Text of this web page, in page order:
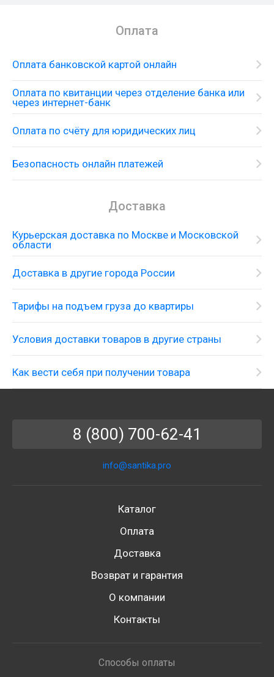
Оплата
Оплата банковской картой онлайн
Оплата по квитанции через отделение банка или
через интернет-банк
Оплата по счёту для юридических лиц
Безопасность онлайн платежей
Доставка
Курьерская доставка по Москве и Московской
области
Доставка в другие города России
Тарифы на подъем груза до квартиры
Условия доставки товаров в другие страны
Как вести себя при получении товара
8 (800) 700-62-41
info@santika.pro
Каталог
Оплата
Доставка
Возврат и гарантия
О компании
Контакты
Способы оплаты